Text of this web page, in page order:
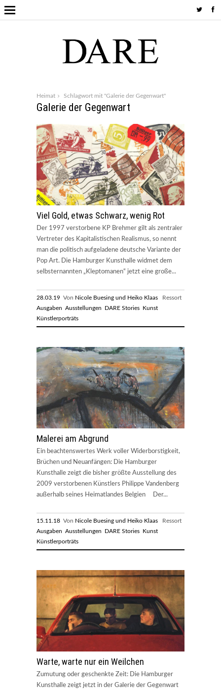
Heimat Schlagwort mit "Galerie der Gegenwart"
Galerie der Gegenwart
Viel Gold, etwas Schwarz, wenig Rot
Der 1997 verstorbene KP Brehmer gilt als zentraler
Vertreter des Kapitalistischen Realismus, so nennt
man die politisch aufgeladene deutsche Variante der
Pop Art. Die Hamburger Kunsthalle widmet dem
selbsternannten „Kleptomanen“ jetzt eine große...
28.03.19 Von Nicole Buesing und Heiko Klaas Ressort
Ausgaben Ausstellungen DARE Stories Kunst
Künstlerporträts
Malerei am Abgrund
Ein beachtenswertes Werk voller Widerborstigkeit,
Brüchen und Neuanfängen: Die Hamburger
Kunsthalle zeigt die bisher größte Ausstellung des
2009 verstorbenen Künstlers Philippe Vandenberg
außerhalb seines Heimatlandes Belgien Der...
15.11.18 Von Nicole Buesing und Heiko Klaas Ressort
Ausgaben Ausstellungen DARE Stories Kunst
Künstlerporträts
Warte, warte nur ein Weilchen
Zumutung oder geschenkte Zeit: Die Hamburger
Kunsthalle zeigt jetzt in der Galerie der Gegenwart